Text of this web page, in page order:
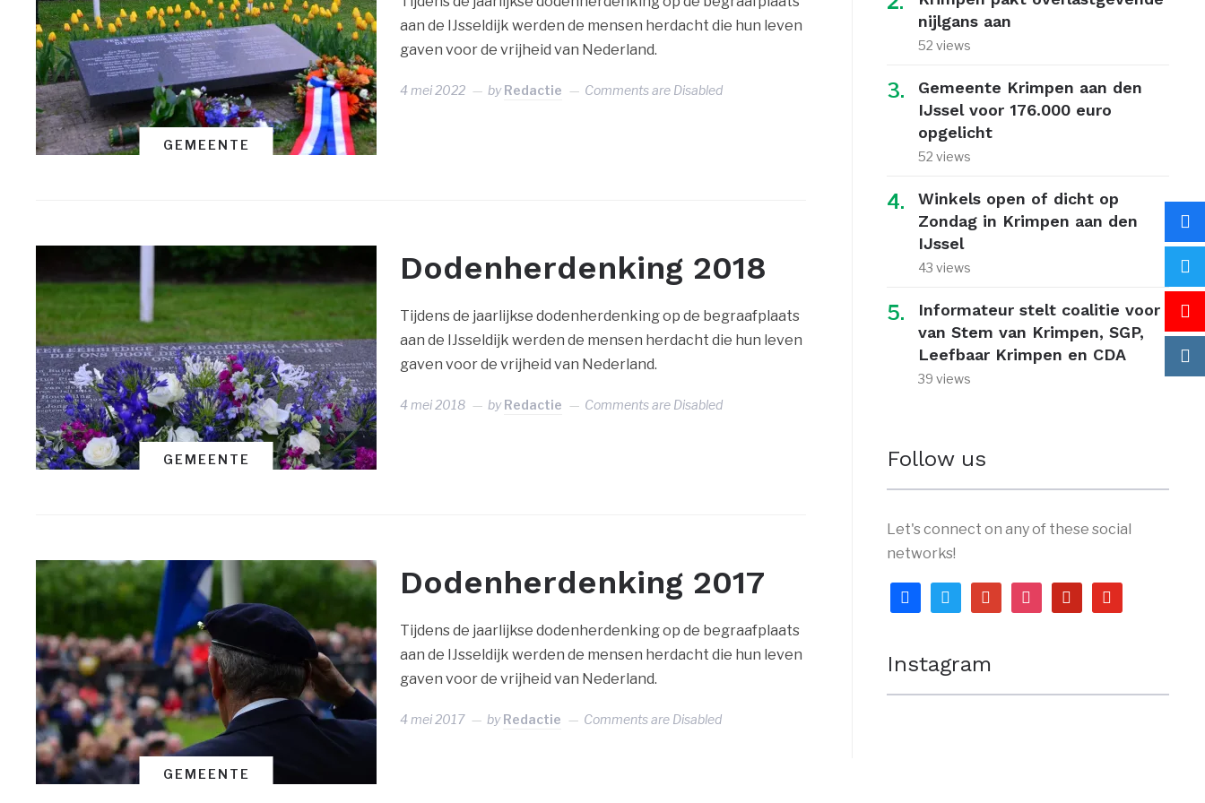
GEMEENTE
aan de IJsseldijk werden de mensen herdacht die hun leven
gaven voor de vrijheid van Nederland.
4 mei 2022 byRedactie Comments are Disabled
GEMEENTE
Dodenherdenking 2018
Tijdens de jaarlijkse dodenherdenking op de begraafplaats
aan de IJsseldijk werden de mensen herdacht die hun leven
gaven voor de vrijheid van Nederland.
4 mei 2018 byRedactie Comments are Disabled
GEMEENTE
Dodenherdenking 2017
Tijdens de jaarlijkse dodenherdenking op de begraafplaats
aan de IJsseldijk werden de mensen herdacht die hun leven
gaven voor de vrijheid van Nederland.
4 mei 2017 byRedactie Comments are Disabled
nijlgans aan
52 views
Gemeente Krimpen aan den
IJssel voor 176.000 euro
opgelicht
52 views
Winkels open of dicht op
Zondag in Krimpen aan den
IJssel
43 views
Informateur stelt coalitie voor
van Stem van Krimpen, SGP,
Leefbaar Krimpen en CDA
39 views
Follow us
Let's connect on any of these social
networks!
facebooktwitter google instagrampinterestyoutube
Instagram